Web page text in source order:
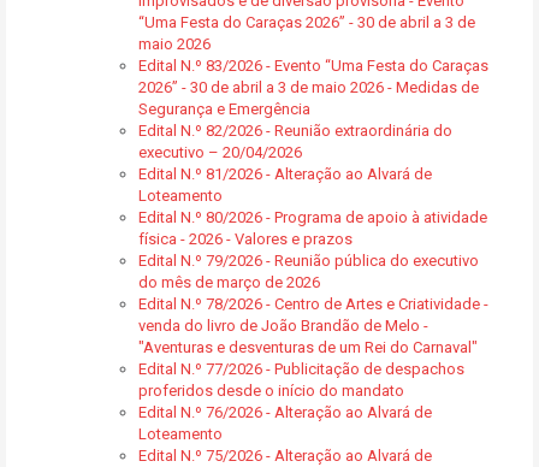
“Uma Festa do Caraças 2026” - 30 de abril a 3 de
maio 2026
Edital N.º 83/2026 - Evento “Uma Festa do Caraças
2026” - 30 de abril a 3 de maio 2026 - Medidas de
Segurança e Emergência
Edital N.º 82/2026 - Reunião extraordinária do
executivo – 20/04/2026
Edital N.º 81/2026 - Alteração ao Alvará de
Loteamento
Edital N.º 80/2026 - Programa de apoio à atividade
física - 2026 - Valores e prazos
Edital N.º 79/2026 - Reunião pública do executivo
do mês de março de 2026
Edital N.º 78/2026 - Centro de Artes e Criatividade -
venda do livro de João Brandão de Melo -
"Aventuras e desventuras de um Rei do Carnaval"
Edital N.º 77/2026 - Publicitação de despachos
proferidos desde o início do mandato
Edital N.º 76/2026 - Alteração ao Alvará de
Loteamento
Edital N.º 75/2026 - Alteração ao Alvará de